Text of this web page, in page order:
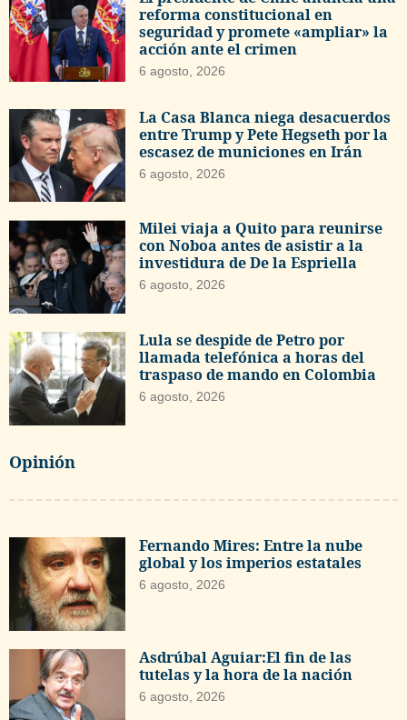
reforma constitucional en
seguridad y promete «ampliar» la
acción ante el crimen
6 agosto, 2026
La Casa Blanca niega desacuerdos
entre Trump y Pete Hegseth por la
escasez de municiones en Irán
6 agosto, 2026
Milei viaja a Quito para reunirse
con Noboa antes de asistir a la
investidura de De la Espriella
6 agosto, 2026
Lula se despide de Petro por
llamada telefónica a horas del
traspaso de mando en Colombia
6 agosto, 2026
Opinión
Fernando Mires: Entre la nube
global y los imperios estatales
6 agosto, 2026
Asdrúbal Aguiar:El fin de las
tutelas y la hora de la nación
6 agosto, 2026